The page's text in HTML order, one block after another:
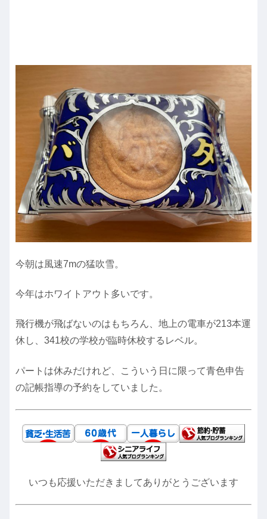
今朝は風速7mの猛吹雪。
今年はホワイトアウト多いです。
飛行機が飛ばないのはもちろん、地上の電車が213本運
休し、341校の学校が臨時休校するレベル。
パートは休みだけれど、こういう日に限って青色申告
の記帳指導の予約をしていました。
いつも応援いただきましてありがとうございます